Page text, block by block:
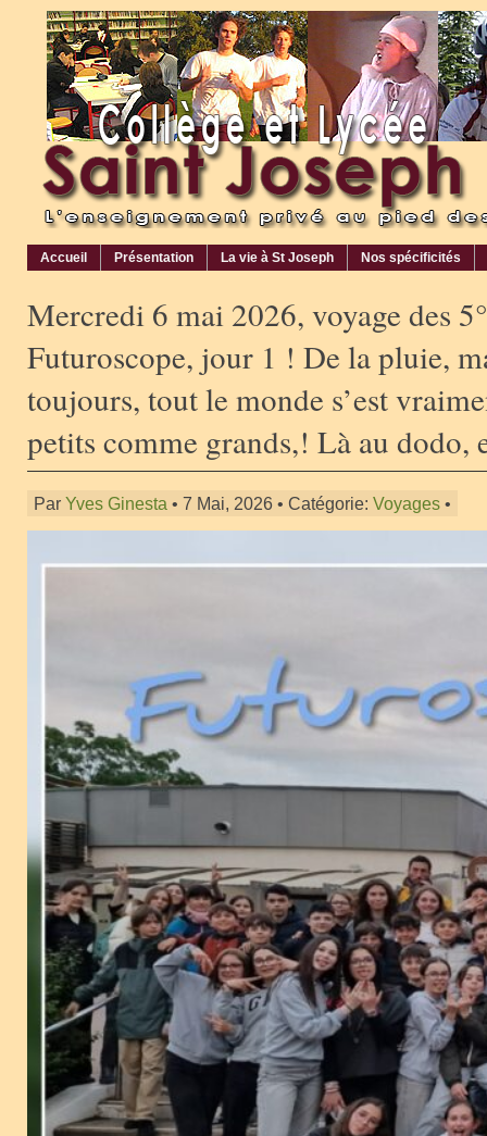
Accueil Présentation La vie à St Joseph Nos spécificités
Mercredi 6 mai 2026, voyage des
Futuroscope, jour 1 ! De la pluie,
toujours, tout le monde s’est
petits comme grands,! Là au
Par Yves Ginesta • 7 Mai, 2026 • Catégorie: Voyages •